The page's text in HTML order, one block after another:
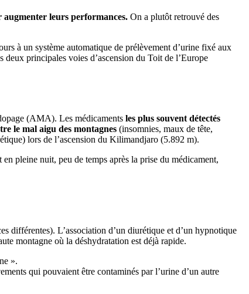
augmenter leurs performances. On a plutôt retrouvé des
à un système automatique de prélèvement d’urine fixé aux
principales voies d’ascension du Toit de l’Europe
(AMA). Les médicaments les plus souvent détectés
le mal aigu des montagnes (insomnies, maux de tête,
lors de l’ascension du Kilimandjaro (5.892 m).
pleine nuit, peu de temps après la prise du médicament,
différentes). L’association d’un diurétique et d’un hypnotique
montagne où la déshydratation est déjà rapide.
».
qui pouvaient être contaminés par l’urine d’un autre